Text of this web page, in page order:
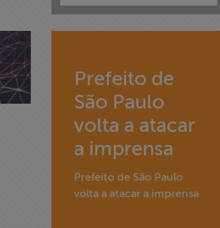
Prefeito de
São Paulo
volta a atacar
a imprensa
Prefeito de São Paulo
volta a atacar a imprensa